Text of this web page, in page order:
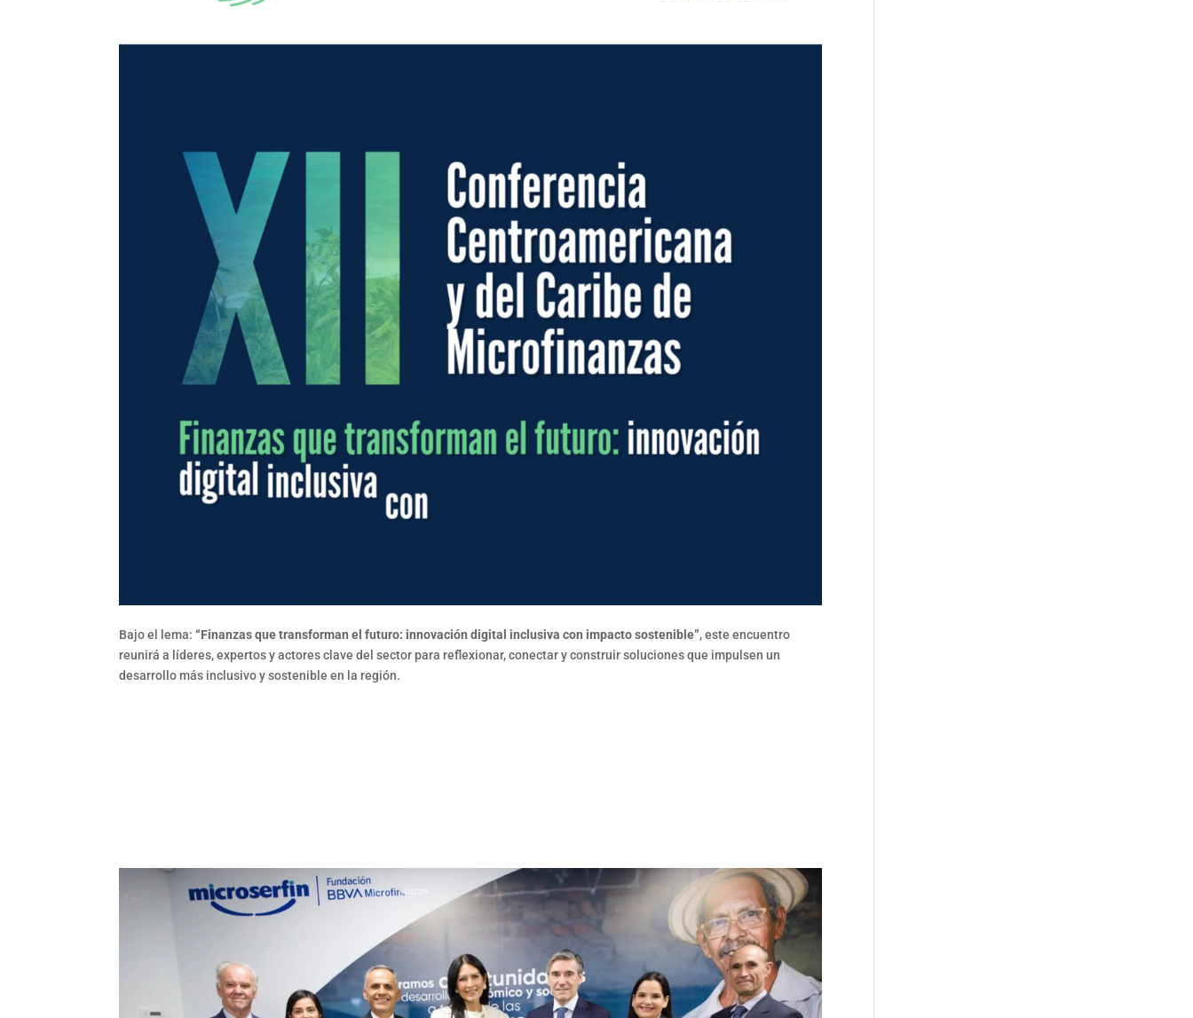
Bajo el lema:“Finanzas que transforman el futuro: innovación digital inclusiva con impacto sostenible”, este encuentro
reunirá a líderes, expertos y actores clave del sector para reflexionar, conectar y construir soluciones que impulsen un
desarrollo más inclusivo y sostenible en la región.